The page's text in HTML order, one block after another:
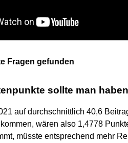
Fragen gefunden
sollte man
auf durchschnittlich 40,6
wären also 1,4778
müsste entsprechend mehr